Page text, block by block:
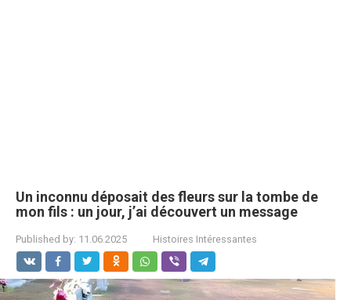
Un inconnu déposait des fleurs sur la tombe de
mon fils : un jour, j’ai découvert un message
Published by: 11.06.2025 Histoires Intéressantes